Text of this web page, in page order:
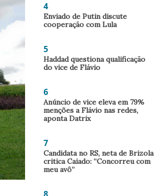
4
Enviado de Putin discute
cooperação com Lula
5
Haddad questiona qualificação
do vice de Flávio
6
Anúncio de vice eleva em 79%
menções a Flávio nas redes,
aponta Datrix
7
Candidata no RS, neta de Brizola
critica Caiado: “Concorreu com
meu avô”